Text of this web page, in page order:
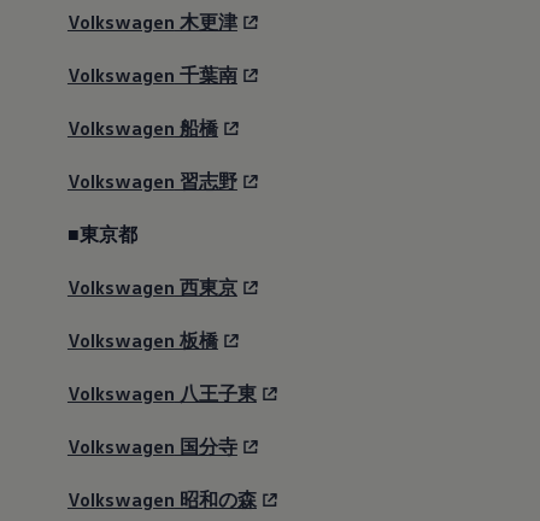
Volkswagen 木更津
Volkswagen 千葉南
Volkswagen 船橋
Volkswagen 習志野
■東京都
Volkswagen 西東京
Volkswagen 板橋
Volkswagen 八王子東
Volkswagen 国分寺
Volkswagen 昭和の森